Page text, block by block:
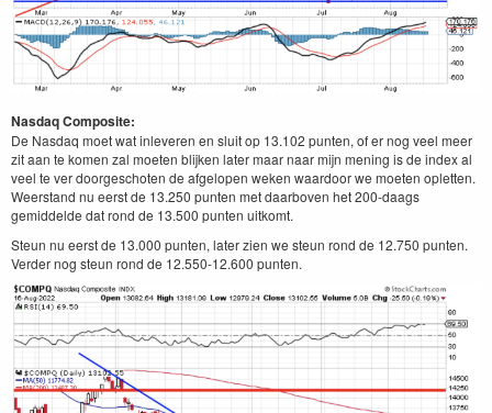
Nasdaq Composite:
De Nasdaq moet wat inleveren en sluit op 13.102 punten, of er nog veel meer
zit aan te komen zal moeten blijken later maar naar mijn mening is de index al
veel te ver doorgeschoten de afgelopen weken waardoor we moeten opletten.
Weerstand nu eerst de 13.250 punten met daarboven het 200-daags
gemiddelde dat rond de 13.500 punten uitkomt.
Steun nu eerst de 13.000 punten, later zien we steun rond de 12.750 punten.
Verder nog steun rond de 12.550-12.600 punten.